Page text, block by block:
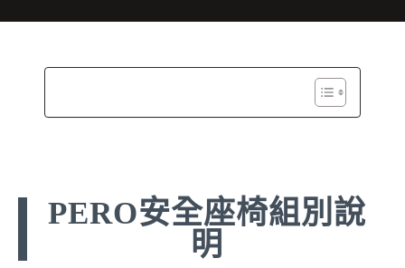
PERO安全座椅組別說
明